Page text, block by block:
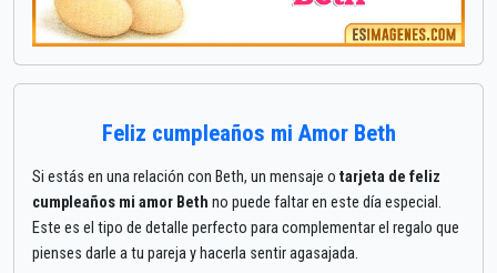
Feliz cumpleaños mi Amor Beth
Si estás en una relación con Beth, un mensaje o tarjeta de feliz
cumpleaños mi amor Beth no puede faltar en este día especial.
Este es el tipo de detalle perfecto para complementar el regalo que
pienses darle a tu pareja y hacerla sentir agasajada.